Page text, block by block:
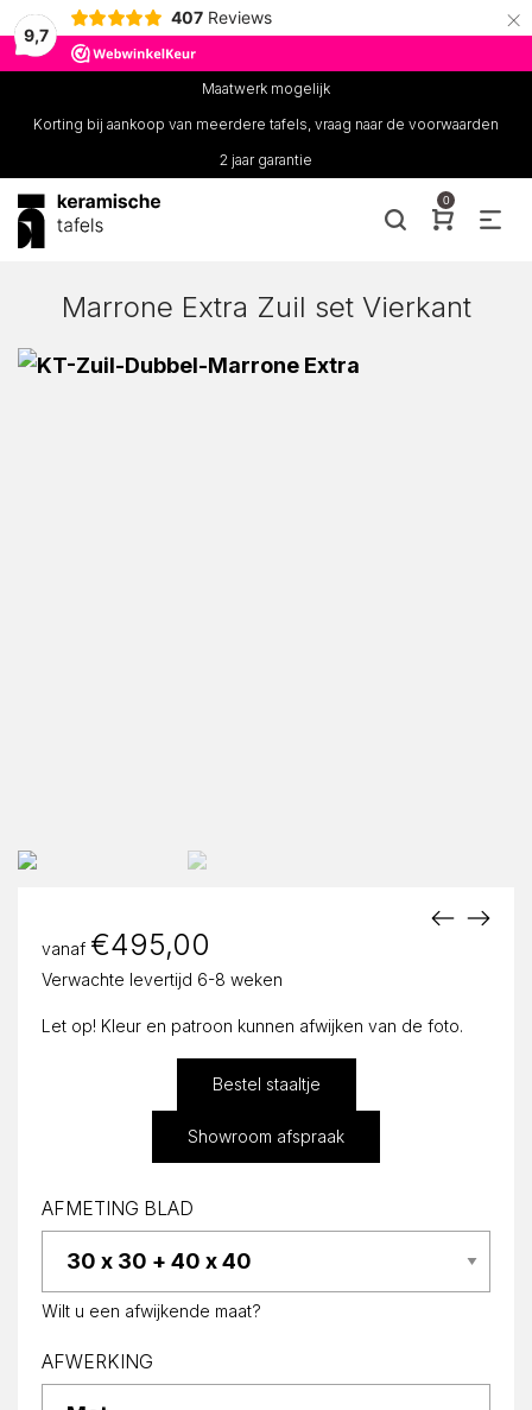
9,7
407 Reviews ×
Maatwerk mogelijk
Korting bij aankoop van meerdere tafels, vraag naar de voorwaarden
2 jaar garantie
0
Marrone Extra Zuil set Vierkant
vanaf €495,00
Verwachte levertijd 6-8 weken
Let op! Kleur en patroon kunnen afwijken van de foto.
Bestel staaltje
Showroom afspraak
AFMETING BLAD
Wilt u een afwijkende maat?
AFWERKING